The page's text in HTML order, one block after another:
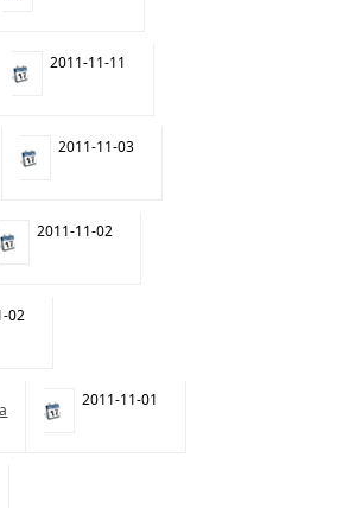
2011-11-11
2011-11-03
2011-11-02
02
2011-11-01